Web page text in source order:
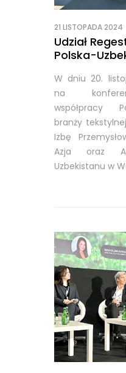
21 LISTOPADA 2024
Udział
Polska-
W dniu 20.
na
współpracy
branży
Izbę
Azja oraz
Uzbekistanu w